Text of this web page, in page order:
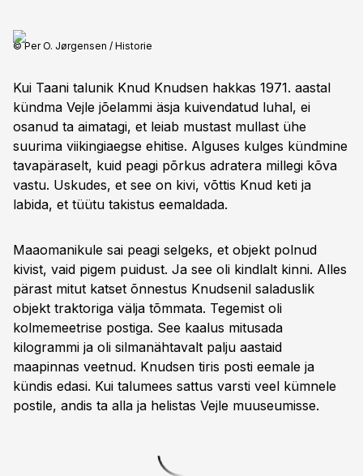
© Per O. Jørgensen / Historie
Kui Taani talunik Knud Knudsen hakkas 1971. aastal
kündma Vejle jõelammi äsja kuivendatud luhal, ei
osanud ta aimatagi, et leiab mustast mullast ühe
suurima viikingiaegse ehitise. Alguses kulges kündmine
tavapäraselt, kuid peagi põrkus adratera millegi kõva
vastu. Uskudes, et see on kivi, võttis Knud keti ja
labida, et tüütu takistus eemaldada.
Maaomanikule sai peagi selgeks, et objekt polnud
kivist, vaid pigem puidust. Ja see oli kindlalt kinni. Alles
pärast mitut katset õnnestus Knudsenil saladuslik
objekt traktoriga välja tõmmata. Tegemist oli
kolmemeetrise postiga. See kaalus mitusada
kilogrammi ja oli silma­nähtavalt palju aastaid
maapinnas veetnud. Knudsen tiris posti eemale ja
kündis edasi. Kui talumees sattus varsti veel kümnele
postile, andis ta alla ja helistas Vejle muuseumisse.